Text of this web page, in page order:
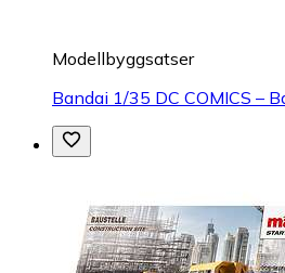
Modellbyggsatser
Bandai 1/35 DC COMICS –